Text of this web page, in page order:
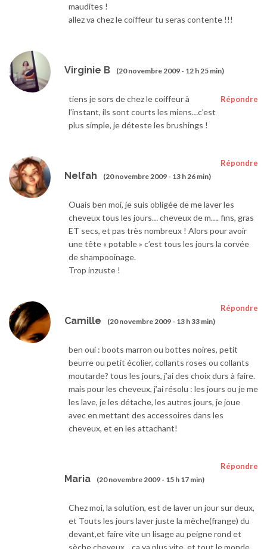
maudites !
allez va chez le coiffeur tu seras contente !!!
Virginie B (20 novembre 2009 - 12 h 25 min)
Répondre
tiens je sors de chez le coiffeur à
l’instant, ils sont courts les miens…c’est
plus simple, je déteste les brushings !
Nelfah (20 novembre 2009 - 13 h 26 min)
Répondre
Ouais ben moi, je suis obligée de me laver les
cheveux tous les jours… cheveux de m…. fins, gras
ET secs, et pas très nombreux ! Alors pour avoir
une tête « potable » c’est tous les jours la corvée
de shampooinage.
Trop inzuste !
Camille (20 novembre 2009 - 13 h 33 min)
Répondre
ben oui : boots marron ou bottes noires, petit
beurre ou petit écolier, collants roses ou collants
moutarde? tous les jours, j’ai des choix durs à faire.
mais pour les cheveux, j’ai résolu : les jours ou je me
les lave, je les détache, les autres jours, je joue
avec en mettant des accessoires dans les
cheveux, et en les attachant!
Maria (20 novembre 2009 - 15 h 17 min)
Répondre
Chez moi, la solution, est de laver un jour sur deux,
et Touts les jours laver juste la mèche(frange) du
devant,et faire vite un lisage au peigne rond et
sèche cheveux .. ça va plus vite, et tout le monde